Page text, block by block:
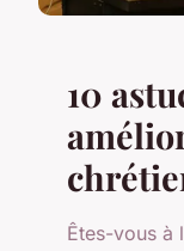
10
Êtes-vous à